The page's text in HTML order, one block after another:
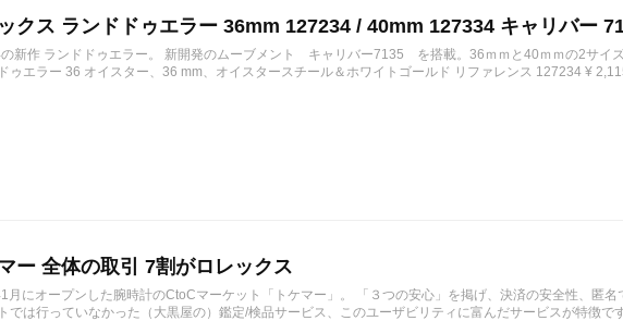
クス ランドドゥエラー 36mm 127234 / 40mm 127334 キャリバー
新作 ランドドゥエラー。 新開発のムーブメント キャリバー7135 を搭載。36ｍｍと40ｍｍの2サイズ
ゥエラー 36 オイスター、36 mm、オイスタースチール＆ホワイトゴールド リファレンス 127234 ¥
ー 全体の取引 7割がロレックス
月にオープンした腕時計のCtoCマーケット「トケマー」。 「３つの安心」を掲げ、決済の安全性、匿名
では行っていなかった（大黒屋の）鑑定/検品サービス、このユーザビリティに富んだサービスが特徴で